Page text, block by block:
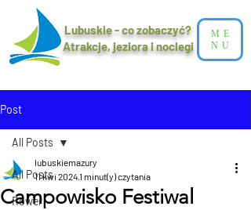
Lubuskie - co zobaczyć?
Atrakcje, jeziora i noclegi​
ME
NU
Post
All Posts
Rower
All Posts
Campowisko Festiwal
lubuskiemazury
11 kwi 20241 minut(y) czytania